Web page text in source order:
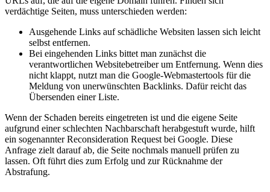
verdächtige Seiten, muss unterschieden werden:
Ausgehende Links auf schädliche Websiten lassen sich leicht
selbst entfernen.
Bei eingehenden Links bittet man zunächst die
verantwortlichen Websitebetreiber um Entfernung. Wenn dies
nicht klappt, nutzt man die Google-Webmastertools für die
Meldung von unerwünschten Backlinks. Dafür reicht das
Übersenden einer Liste.
Wenn der Schaden bereits eingetreten ist und die eigene Seite
aufgrund einer schlechten Nachbarschaft herabgestuft wurde, hilft
ein sogenannter Reconsideration Request bei Google. Diese
Anfrage zielt darauf ab, die Seite nochmals manuell prüfen zu
lassen. Oft führt dies zum Erfolg und zur Rücknahme der
Abstrafung.